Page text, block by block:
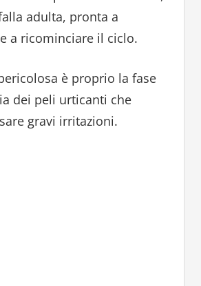
adulta, pronta a
a ricominciare il ciclo.
è proprio la fase
dei peli urticanti che
gravi irritazioni.